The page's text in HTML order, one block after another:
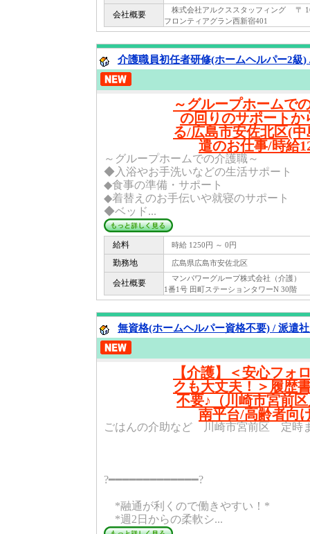
会社概要
株式会社アルクススタッフィング 〒
フロンティアグラン西新宿401
介護職員初任者研修(ホームヘルパー2級)
～グループホームで
の回りのサポートか
る/広島市安佐北区(
遣のお仕事/時給
～グループホームでの介護職～
◆入浴やお手洗いなどの生活サポート
◆食事の準備・サポート
◆着替えのお手伝いや就寝のサポート
◆ベッド...
給料 時給 1250円 ～ 0円
勤務地 広島県広島市安佐北区
会社概要
マンパワーグループ株式会社（介護
1番1号 田町ステーションタワーN 30階
無資格(ホームヘルパー資格不要) / 派遣
【介護】＜安心フォ
クも大丈夫！＞履歴
不要♪（川崎市宮前
南平台/高齢者向
ごはんの介助など 川崎市宮前区 定時
?━━━━━━━━━━━━━?
*融通が利くので働きやすい！*
*週2日からの柔軟シ...